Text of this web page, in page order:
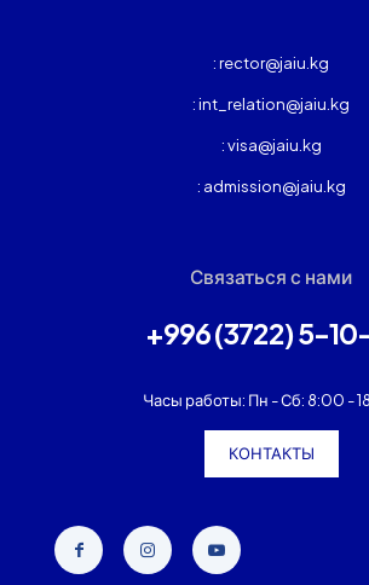
: rector@jaiu.kg
: int_relation@jaiu.kg
: visa@jaiu.kg
: admission@jaiu.kg
Связаться с нами
+996 (3722) 5-
Часы работы: Пн - Сб: 8:00 -
КОНТАКТЫ